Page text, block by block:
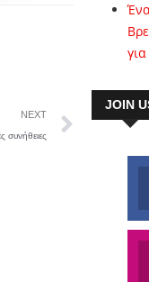
NEXT
συνήθειες
JOIN